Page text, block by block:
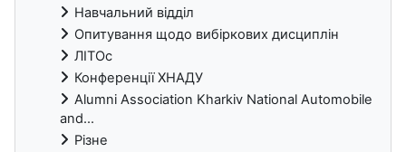
Навчальний відділ
Опитування щодо вибіркових дисциплін
ЛІТОс
Конференції ХНАДУ
Alumni Association Kharkiv National Automobile
and...
Різне